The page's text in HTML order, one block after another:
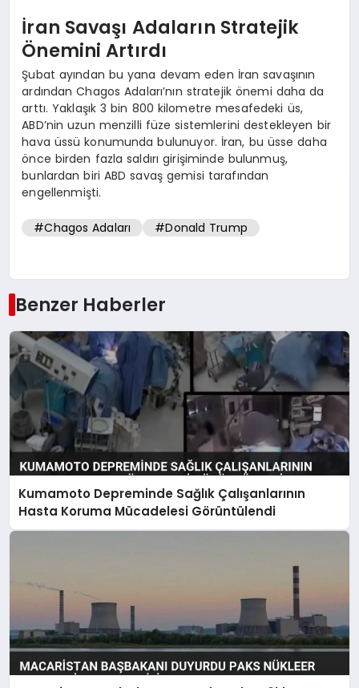
İran Savaşı Adaların Stratejik
Önemini Artırdı
Şubat ayından bu yana devam eden İran savaşının
ardından Chagos Adaları’nın stratejik önemi daha da
arttı. Yaklaşık 3 bin 800 kilometre mesafedeki üs,
ABD’nin uzun menzilli füze sistemlerini destekleyen bir
hava üssü konumunda bulunuyor. İran, bu üsse daha
önce birden fazla saldırı girişiminde bulunmuş,
bunlardan biri ABD savaş gemisi tarafından
engellenmişti.
#Chagos Adaları #Donald Trump
Benzer Haberler
Kumamoto Depreminde Sağlık Çalışanlarının
Hasta Koruma Mücadelesi Görüntülendi